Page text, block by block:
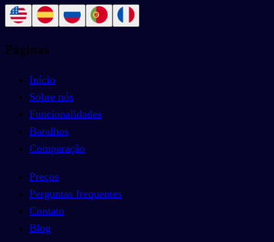
Páginas
Início
Sobre nós
Funcionalidades
Baralhos
Comparação
Preços
Perguntas frequentes
Contato
Blog